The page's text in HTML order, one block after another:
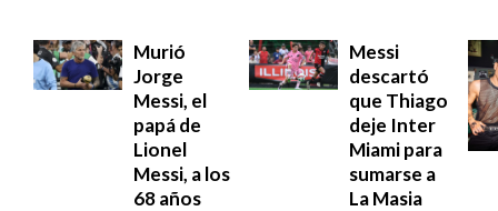
Murió
Jorge
Messi, el
papá de
Lionel
Messi, a los
68 años
Messi
descartó
que Thiago
deje Inter
Miami para
sumarse a
La Masia